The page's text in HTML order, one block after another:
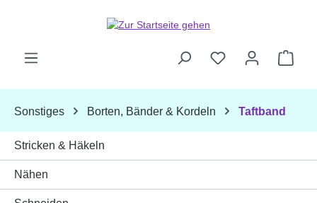
Sonstiges Borten, Bänder & Kordeln Taftband
Stricken & Häkeln
Nähen